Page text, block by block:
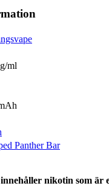
ml
Panther Bar
nikotin som är